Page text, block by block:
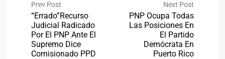
Prev Post
“Errado”recurso
Judicial Radicado
Por El PNP Ante El
Supremo Dice
Comisionado PPD
Next Post
PNP Ocupa Todas
Las Posiciones En
El Partido
Demócrata En
Puerto Rico